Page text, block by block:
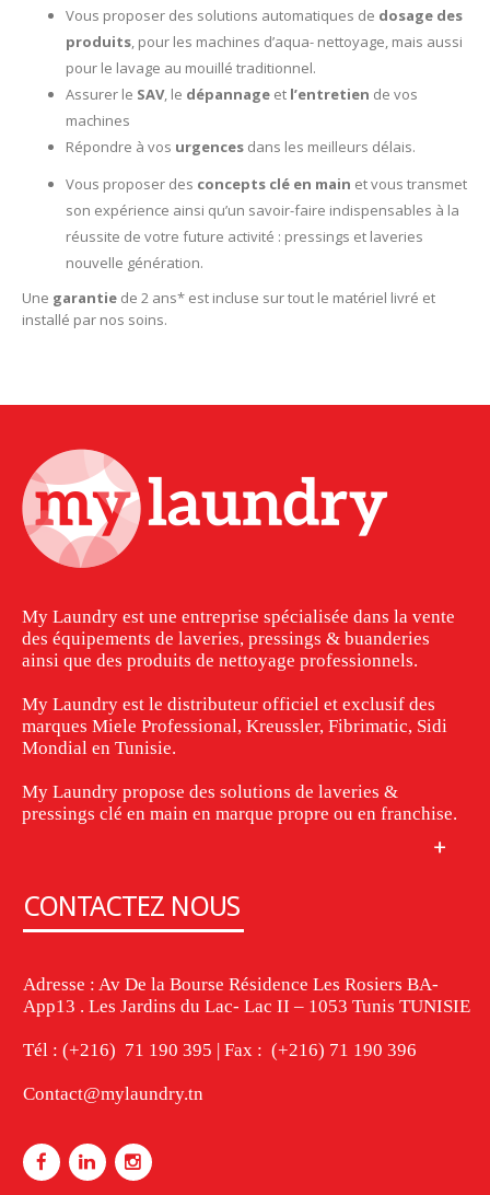
Vous proposer des solutions automatiques de dosage des
produits, pour les machines d’aqua- nettoyage, mais aussi
pour le lavage au mouillé traditionnel.
Assurer le SAV, le dépannage et l’entretien de vos
machines
Répondre à vos urgences dans les meilleurs délais.
Vous proposer des concepts clé en main et vous transmet
son expérience ainsi qu’un savoir-faire indispensables à la
réussite de votre future activité : pressings et laveries
nouvelle génération.
Une garantie de 2 ans* est incluse sur tout le matériel livré et
installé par nos soins.
My Laundry est une entreprise spécialisée dans la vente
des équipements de laveries, pressings & buanderies
ainsi que des produits de nettoyage professionnels.
My Laundry est le distributeur officiel et exclusif des
marques Miele Professional, Kreussler, Fibrimatic, Sidi
Mondial en Tunisie.
My Laundry propose des solutions de laveries &
pressings clé en main en marque propre ou en franchise.
CONTACTEZ NOUS
Adresse : Av De la Bourse Résidence Les Rosiers BA-
App13 . Les Jardins du Lac- Lac II – 1053 Tunis TUNISIE
Tél : (+216) 71 190 395 | Fax : (+216) 71 190 396
Contact@mylaundry.tn